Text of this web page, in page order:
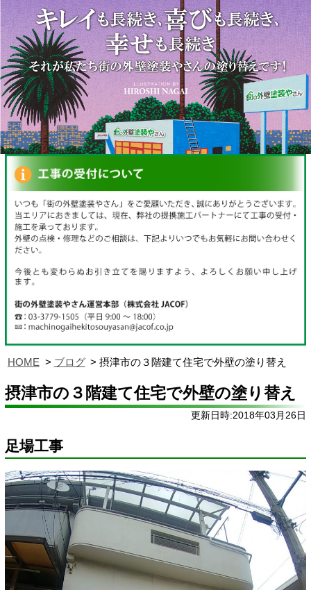
HOME ブログ 摂津市の３階建て住宅で外壁の塗り替え
摂津市の３階建て住宅で外壁の塗り替え
更新日時:2018年03月26日
足場工事